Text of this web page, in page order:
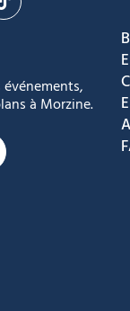
sur Instagram
nous sur Youtube
Suivez-nous sur
à Morzine.